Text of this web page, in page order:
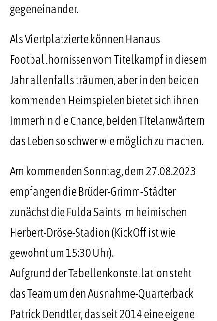
gegeneinander.
Als Viertplatzierte können Hanaus
Footballhornissen vom Titelkampf in diesem
Jahr allenfalls träumen, aber in den beiden
kommenden Heimspielen bietet sich ihnen
immerhin die Chance, beiden Titelanwärtern
das Leben so schwer wie möglich zu machen.
Am kommenden Sonntag, dem 27.08.2023
empfangen die Brüder-Grimm-Städter
zunächst die Fulda Saints im heimischen
Herbert-Dröse-Stadion (KickOff ist wie
gewohnt um 15:30 Uhr).
Aufgrund der Tabellenkonstellation steht
das Team um den Ausnahme-Quarterback
Patrick Dendtler, das seit 2014 eine eigene